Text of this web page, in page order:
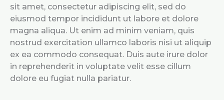
sit amet, consectetur adipiscing elit, sed do
eiusmod tempor incididunt ut labore et dolore
magna aliqua. Ut enim ad minim veniam, quis
nostrud exercitation ullamco laboris nisi ut aliquip
ex ea commodo consequat. Duis aute irure dolor
in reprehenderit in voluptate velit esse cillum
dolore eu fugiat nulla pariatur.